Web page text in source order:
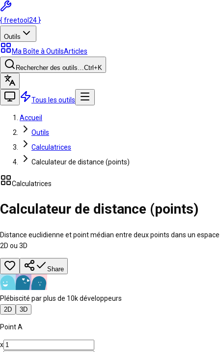
{freetool 24 }
Outils
Ma Boîte à OutilsArticles
Rechercher des outils…Ctrl +K
Tous les outils
Accueil
Outils
Calculatrices
Calculateur de distance (points)
Calculatrices
Calculateur de distance (points)
Distance euclidienne et point médian entre deux points dans un espace
2D ou 3D
Share
Plébiscité par plus de 10k développeurs
2D 3D
Point A
x